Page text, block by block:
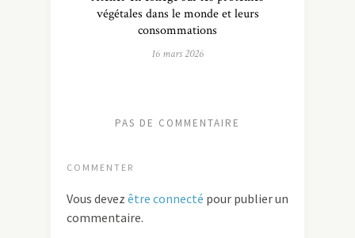
végétales dans le monde et leurs
consommations
16 mars 2026
PAS DE COMMENTAIRE
COMMENTER
Vous devez être connecté pour publier un
commentaire.